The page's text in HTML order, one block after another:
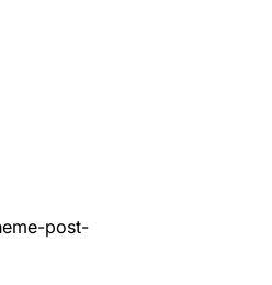
post-